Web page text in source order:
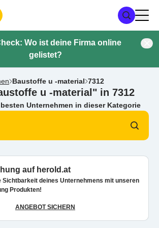
Wo ist deine Firma online
gelistet?
Baustoffe u -material 7312
u -material" in 7312
Unternehmen in dieser Kategorie
auf herold.at
Sichtbarkeit deines Unternehmens mit unseren
Produkten!
ANGEBOT SICHERN